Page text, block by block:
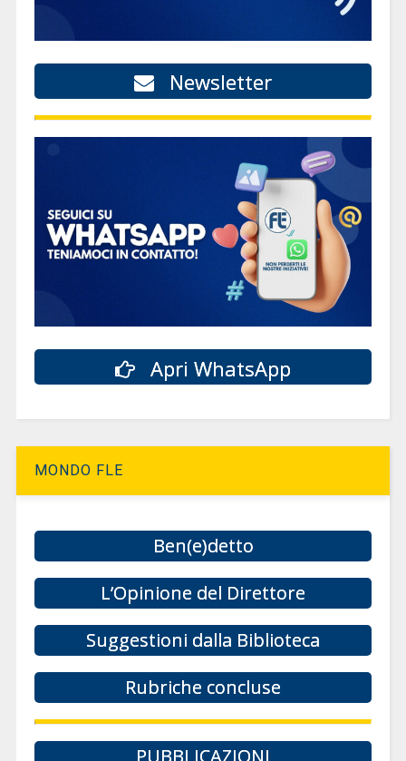
Newsletter
Apri WhatsApp
MONDO FLE
Ben(e)detto
L’Opinione del Direttore
Suggestioni dalla Biblioteca
Rubriche concluse